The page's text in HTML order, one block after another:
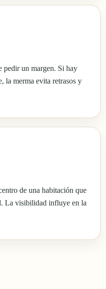
pedir un margen. Si hay
la merma evita retrasos y
de una habitación que
La visibilidad influye en la